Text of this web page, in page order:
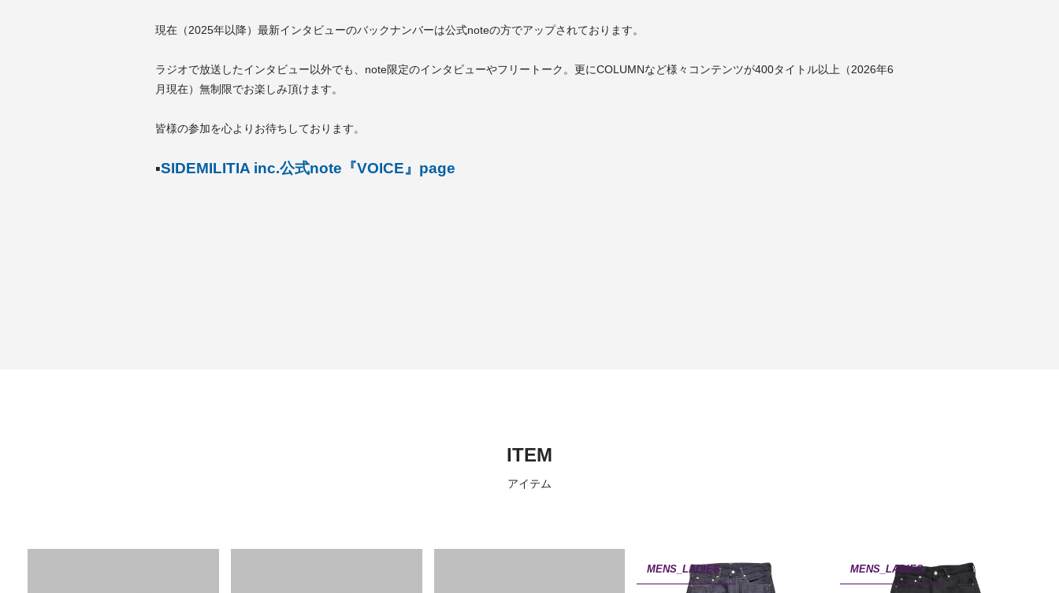
現在（2025年以降）最新インタビューのバックナンバーは公式noteの方でアップされております。
ラジオで放送したインタビュー以外でも、note限定のインタビューやフリートーク。更にCOLUMNなど様々コンテンツが400タイトル以上（2026年6
月現在）無制限でお楽しみ頂けます。
皆様の参加を心よりお待ちしております。
▪️SIDEMILITIA inc.公式note『VOICE』page
ITEM
アイテム
MENS_LADIES MENS_LADIES